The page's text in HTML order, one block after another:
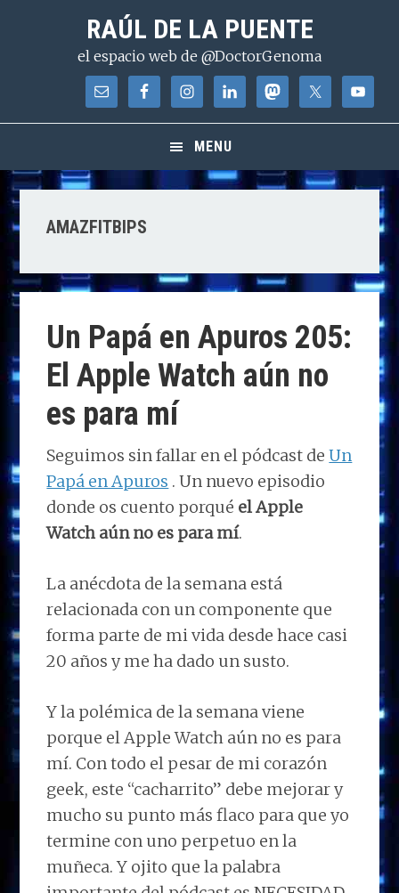
contenido
RAÚL DE LA PUENTE
el espacio web de @DoctorGenoma
MENU
AMAZFITBIPS
Un Papá en Apuros 205:
El Apple Watch aún no
es para mí
Seguimos sin fallar en el pódcast deUn
Papá en Apuros . Un nuevo episodio
donde os cuento porqué el Apple
Watch aún no es para mí.
La anécdota de la semana está
relacionada con un componente que
forma parte de mi vida desde hace casi
20 años y me ha dado un susto.
Y la polémica de la semana viene
porque el Apple Watch aún no es para
mí. Con todo el pesar de mi corazón
geek, este “cacharrito” debe mejorar y
mucho su punto más flaco para que yo
termine con uno perpetuo en la
muñeca. Y ojito que la palabra